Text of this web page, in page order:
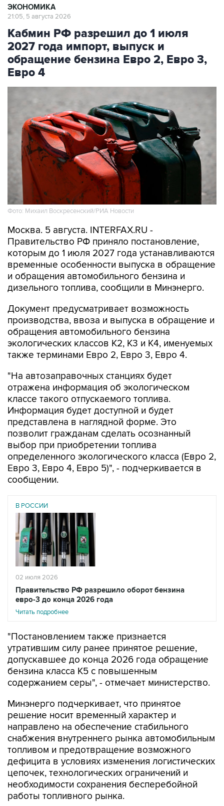
Кабмин РФ разрешил до 1 июля
2027 года импорт, выпуск и
обращение бензина Евро 2, Евро 3,
Евро 4
Фото: Михаил Воскресенский/РИА Новости
Москва. 5 августа. INTERFAX.RU -
которым до 1 июля 2027 года устанавливаются
временные особенности выпуска в обращение
и обращения автомобильного бензина и
дизельного топлива, сообщили в Минэнерго.
Документ предусматривает возможность
обращения автомобильного бензина
экологических классов К2, К3 и К4, именуемых
также терминами Евро 2, Евро 3, Евро 4.
"На автозаправочных станциях будет
классе такого отпускаемого топлива.
Информация будет доступной и будет
представлена в наглядной форме. Это
позволит гражданам сделать осознанный
выбор при приобретении топлива
определенного экологического класса (Евро 2,
Евро 3, Евро 4, Евро 5)", - подчеркивается в
сообщении.
В РОССИИ
02 июля 2026
Правительство РФ разрешило оборот бензина
евро-3 до конца 2026 года
Читать подробнее
"Постановлением также признается
допускавшее до конца 2026 года обращение
бензина класса К5 с повышенным
содержанием серы", - отмечает министерство.
Минэнерго подчеркивает, что принятое
направлено на обеспечение стабильного
снабжения внутреннего рынка автомобильным
топливом и предотвращение возможного
дефицита в условиях изменения логистических
цепочек, технологических ограничений и
необходимости сохранения бесперебойной
работы топливного рынка.
"При этом речь не идет о пересмотре